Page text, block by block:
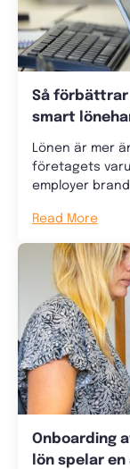
Så förbättrar
smart
Lönen är mer
företagets
employer
Read More
Onboarding
lön spelar en